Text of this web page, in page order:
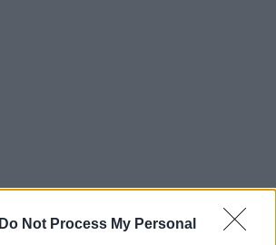
Do Not Process My Personal